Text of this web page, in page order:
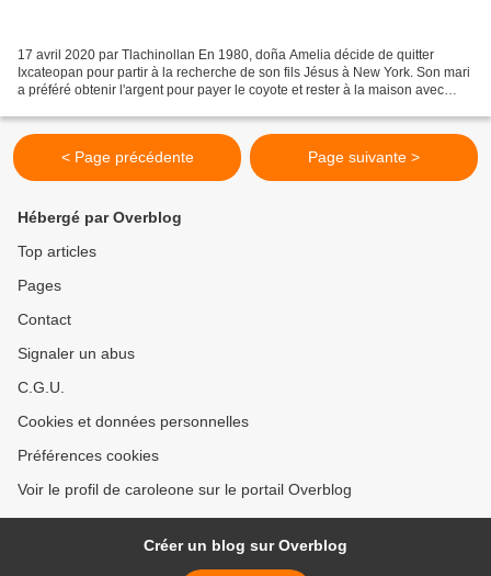
17 avril 2020 par Tlachinollan En 1980, doña Amelia décide de quitter
Ixcateopan pour partir à la recherche de son fils Jésus à New York. Son mari
a préféré obtenir l'argent pour payer le coyote et rester à la maison avec
< Page précédente Page suivante >
Hébergé par Overblog
Top articles
Pages
Contact
Signaler un abus
C.G.U.
Cookies et données personnelles
Préférences cookies
Voir le profil de caroleone sur le portail Overblog
Créer un blog sur Overblog